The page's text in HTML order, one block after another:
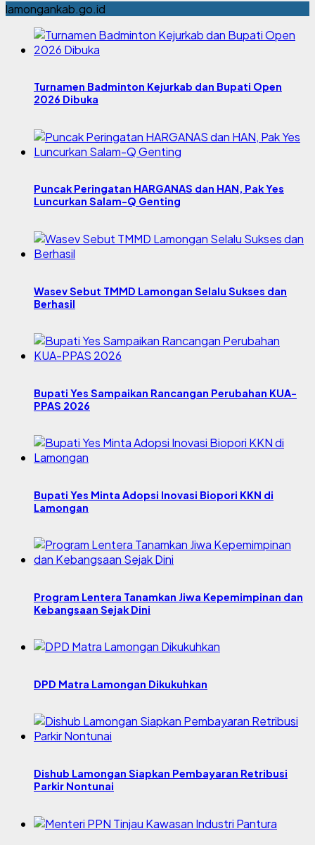
lamongankab.go.id
Turnamen Badminton Kejurkab dan Bupati Open
2026 Dibuka
Puncak Peringatan HARGANAS dan HAN, Pak Yes
Luncurkan Salam-Q Genting
Wasev Sebut TMMD Lamongan Selalu Sukses dan
Berhasil
Bupati Yes Sampaikan Rancangan Perubahan KUA-
PPAS 2026
Bupati Yes Minta Adopsi Inovasi Biopori KKN di
Lamongan
Program Lentera Tanamkan Jiwa Kepemimpinan dan
Kebangsaan Sejak Dini
DPD Matra Lamongan Dikukuhkan
Dishub Lamongan Siapkan Pembayaran Retribusi
Parkir Nontunai